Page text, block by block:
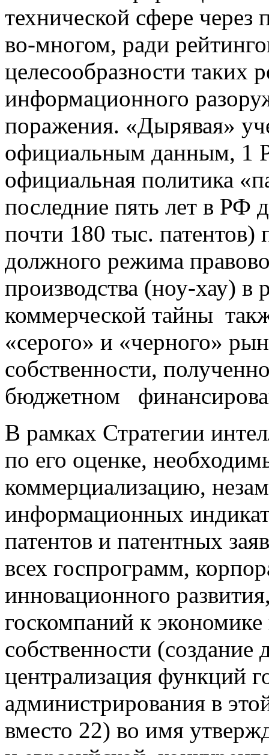
технической сфере через
во-многом, ради
целесообразности таких
информационного
поражения. «Дырявая»
официальным данным, 1
официальная политика
последние пять лет в РФ
почти 180 тыс. патентов)
должного режима
производства (ноу-хау)
коммерческой тайны
«серого» и «черного»
собственности,
бюджетном
В рамках Стратегии
по его оценке,
коммерциализацию,
информационных
патентов и патентных
всех госпрограмм,
инновационного
госкомпаний к экономике
собственности
централизация функций
администрирования в
вместо 22) во имя